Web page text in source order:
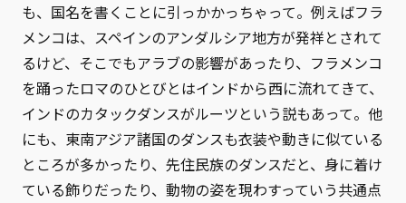
も、国名を書くことに引っかかっちゃって。例えばフラ
メンコは、スペインのアンダルシア地方が発祥とされて
るけど、そこでもアラブの影響があったり、フラメンコ
を踊ったロマのひとびとはインドから西に流れてきて、
インドのカタックダンスがルーツという説もあって。他
にも、東南アジア諸国のダンスも衣装や動きに似ている
ところが多かったり、先住民族のダンスだと、身に着け
ている飾りだったり、動物の姿を現わすっていう共通点